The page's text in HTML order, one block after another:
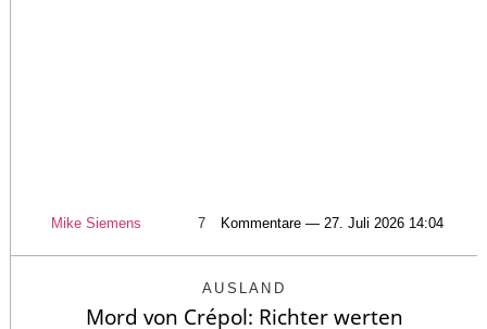
Mike Siemens 7 Kommentare — 27. Juli 2026 14:04
AUSLAND
Mord von Crépol: Richter werten